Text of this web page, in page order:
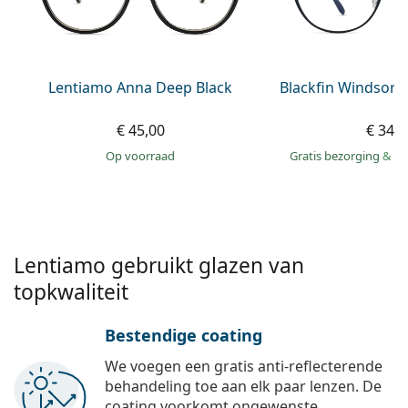
Alle merken
Persol
Offline
Lentiamo Anna Deep Black
€ 45,00
op voorraad
Blackfin Windsor
€
Gratis bezorging &
Lentiamo gebruikt glazen van
topkwaliteit
Bestendige coating
We voegen een gratis anti-reflecterende
behandeling toe aan elk paar lenzen. De